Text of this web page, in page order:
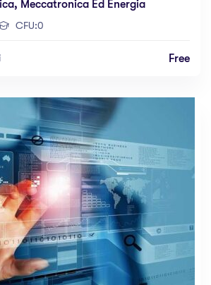
Meccatronica Ed Energia
CFU:0
Free